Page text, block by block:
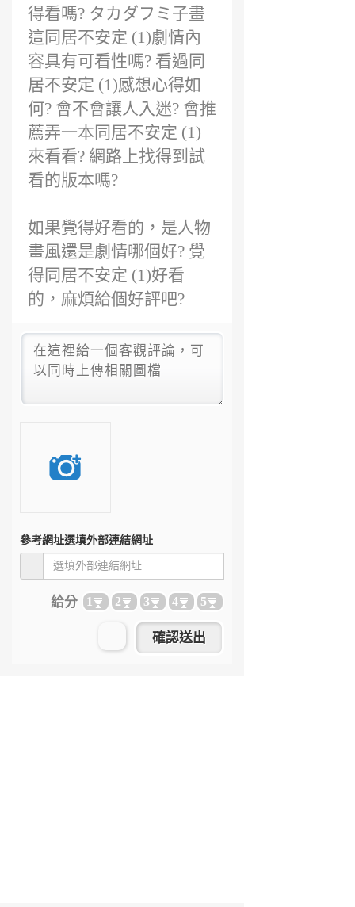
得看嗎? タカダフミ子畫
這同居不安定 (1)劇情內
容具有可看性嗎? 看過同
居不安定 (1)感想心得如
何? 會不會讓人入迷? 會推
薦弄一本同居不安定 (1)
來看看? 網路上找得到試
看的版本嗎?
如果覺得好看的，是人物
畫風還是劇情哪個好? 覺
得同居不安定 (1)好看
的，麻煩給個好評吧?
參考網址選填外部連結網址
給分 1 2 3 4 5